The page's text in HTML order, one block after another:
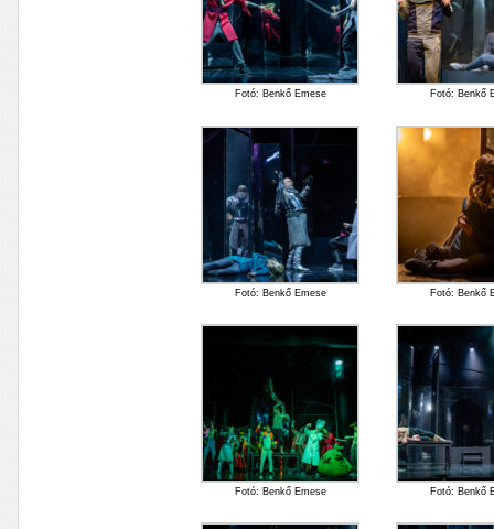
Fotó: Benkő Emese Fotó: Benkő
Fotó: Benkő Emese Fotó: Benkő
Fotó: Benkő Emese Fotó: Benkő